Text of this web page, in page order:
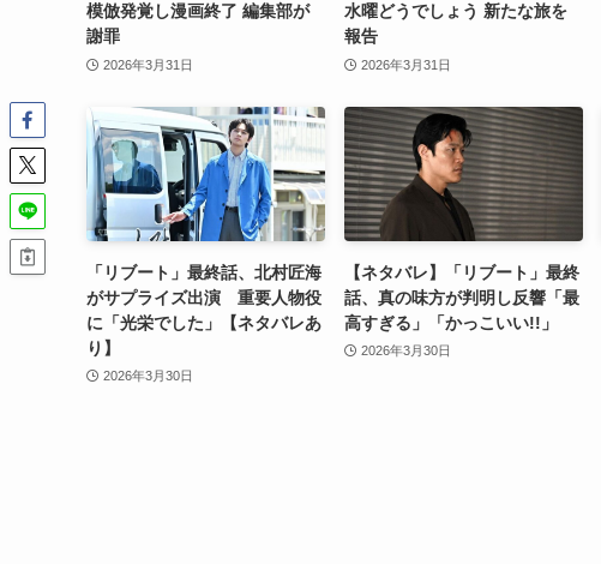
模倣発覚し漫画終了 編集部が
謝罪
2026年3月31日
水曜どうでしょう 新たな旅を
報告
2026年3月31日
「リブート」最終話、北村匠海
がサプライズ出演 重要人物役
に「光栄でした」【ネタバレあ
り】
2026年3月30日
【ネタバレ】「リブート」最終
話、真の味方が判明し反響「最
高すぎる」「かっこいい!!」
2026年3月30日